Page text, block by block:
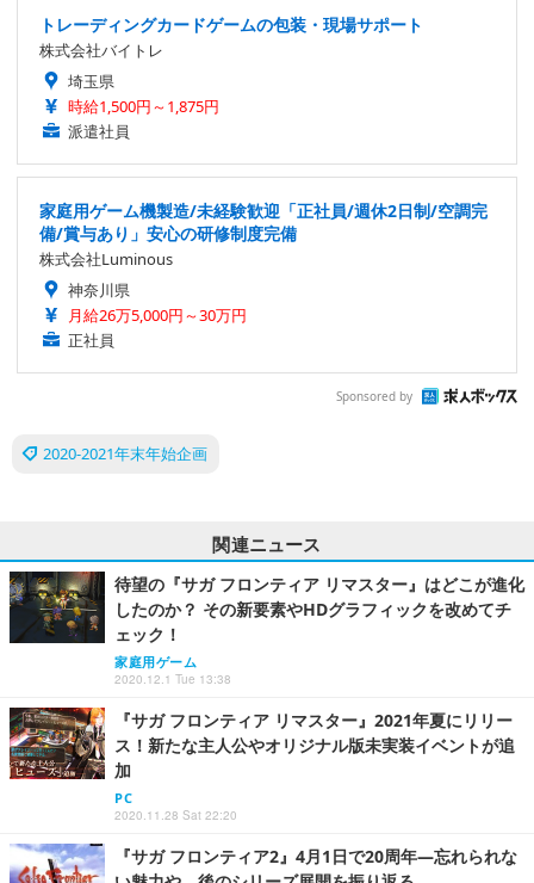
トレーディングカードゲームの包装・現場サポート
株式会社バイトレ
埼玉県
時給1,500円～1,875円
派遣社員
家庭用ゲーム機製造/未経験歓迎「正社員/週休2日制/空調完
備/賞与あり」安心の研修制度完備
株式会社Luminous
神奈川県
月給26万5,000円～30万円
正社員
Sponsored by
2020-2021年末年始企画
関連ニュース
待望の『サガ フロンティア リマスター』はどこが進化
したのか？ その新要素やHDグラフィックを改めてチ
ェック！
家庭用ゲーム
2020.12.1 Tue 13:38
『サガ フロンティア リマスター』2021年夏にリリー
ス！新たな主人公やオリジナル版未実装イベントが追
加
PC
2020.11.28 Sat 22:20
『サガ フロンティア2』4月1日で20周年―忘れられな